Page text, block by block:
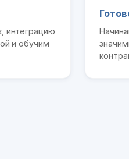
интеграцию
и обучим